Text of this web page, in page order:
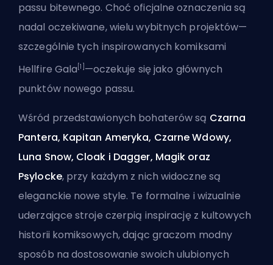
passu bitewnego. Choć oficjalne oznaczenia są
nadal oczekiwane, wielu wybitnych projektów—
szczególnie tych inspirowanych komiksami
Hellfire Gala [1] —oczekuje się jako głównych
punktów nowego passu.
Wśród przedstawionych bohaterów są Czarna
Pantera, Kapitan Ameryka, Czarne Wdowy,
Luna Snow, Cloak i Dagger, Magik oraz
Psylocke, przy każdym z nich widoczne są
eleganckie nowe style. Te formalne i wizualnie
uderzające stroje czerpią inspirację z kultowych
historii komiksowych, dając graczom modny
sposób na dostosowanie swoich ulubionych